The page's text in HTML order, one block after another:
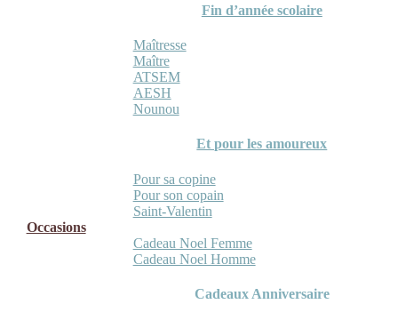
Fin d’année scolaire
Maîtresse
Maître
ATSEM
AESH
Nounou
Et pour les amoureux
Pour sa copine
Pour son copain
Saint-Valentin
Occasions
Cadeau Noel Femme
Cadeau Noel Homme
Cadeaux Anniversaire